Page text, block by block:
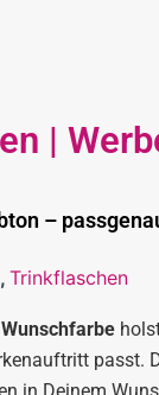
|
–
, Trinkflaschen
passt.
in Deinem